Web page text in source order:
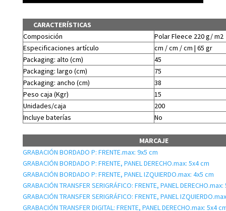
CARACTERÍSTICAS
Composición
Polar Fleece 220 g/ m2
Especificaciones artículo
cm / cm / cm | 65 gr
Packaging: alto (cm)
45
Packaging: largo (cm)
75
Packaging: ancho (cm)
38
Peso caja (Kgr)
15
Unidades/caja
200
Incluye baterías
No
MARCAJE
GRABACIÓN BORDADO P: FRENTE.max: 9x5 cm
GRABACIÓN BORDADO P: FRENTE, PANEL DERECHO.max: 5x4 cm
GRABACIÓN BORDADO P: FRENTE, PANEL IZQUIERDO.max: 4x5 cm
GRABACIÓN TRANSFER SERIGRÁFICO: FRENTE, PANEL
GRABACIÓN TRANSFER SERIGRÁFICO: FRENTE, PANEL
GRABACIÓN TRANSFER DIGITAL: FRENTE, PANEL DERECHO.max: 5x4